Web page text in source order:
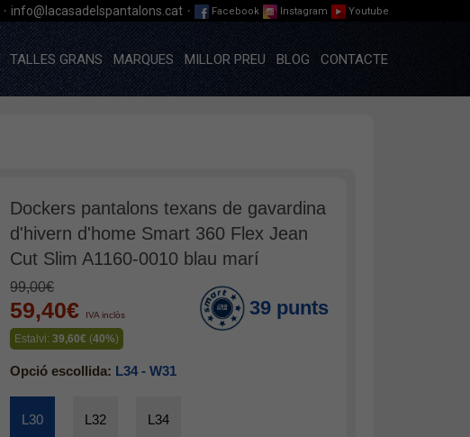
· info@lacasadelspantalons.cat · Facebook Instagram Youtube
TALLES GRANS MARQUES MILLOR PREU BLOG CONTACTE
Dockers pantalons texans de gavardina
d'hivern d'home Smart 360 Flex Jean
Cut Slim A1160-0010 blau marí
99,00€
59,40€ IVA inclòs
Estalvi:39,60€ (40%)
39 punts
Opció escollida: L34 - W31
L30 L32 L34